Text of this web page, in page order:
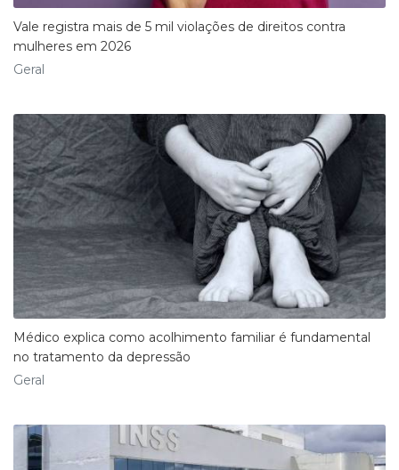
​Vale registra mais de 5 mil violações de direitos contra
mulheres em 2026
Geral
​Médico explica como acolhimento familiar é fundamental
no tratamento da depressão
Geral